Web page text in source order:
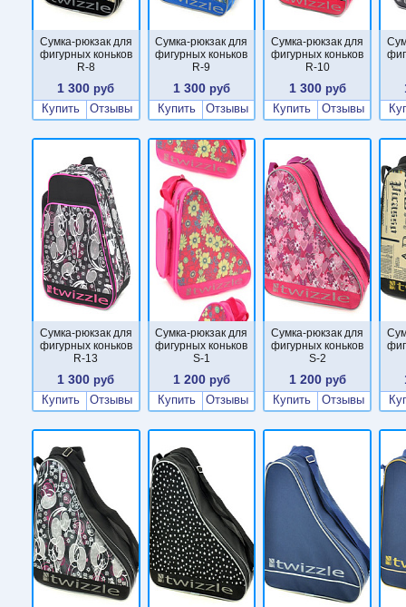
Сумка-рюкзак для
фигурных коньков
R-8
1 300 руб
Купить
Отзывы
Сумка-рюкзак для
фигурных коньков
R-9
1 300 руб
Купить
Отзывы
Сумка-рюкзак для
фигурных коньков
R-10
1 300руб
Купить
Отзывы
Сумка-рюкзак для
фигурных коньков
R-13
1 300 руб
Купить
Отзывы
Сумка-рюкзак для
фигурных коньков
S-1
1 200 руб
Купить
Отзывы
Сумка-рюкзак для
фигурных коньков
S-2
1 200руб
Купить
Отзывы